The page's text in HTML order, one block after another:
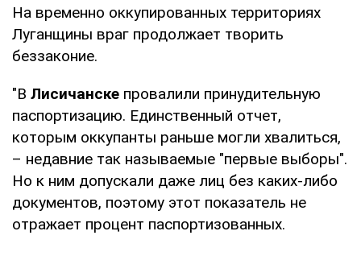
На временно оккупированных территориях
Луганщины враг продолжает творить
беззаконие.
"В Лисичанске провалили принудительную
паспортизацию. Единственный отчет,
которым оккупанты раньше могли хвалиться,
– недавние так называемые "первые выборы".
Но к ним допускали даже лиц без каких-либо
документов, поэтому этот показатель не
отражает процент паспортизованных.